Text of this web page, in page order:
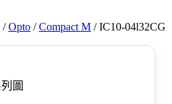
/Opto /Compact M /IC10-04l32CG